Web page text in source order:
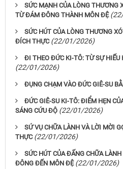
SỨC MẠNH CỦA LÒNG THƯƠNG
TỪ ĐÁM ĐÔNG THÀNH MÔN ĐỆ
SỨC HÚT CỦA LÒNG THƯƠNG
ĐÍCH THỰC (22/01/2026)
ĐI THEO ĐỨC KI-TÔ: TỪ SỰ
(22/01/2026)
ĐỤNG CHẠM VÀO ĐỨC GIÊ-SU
ĐỨC GIÊ-SU KI-TÔ: ĐIỂM HẸN
SÁNG CỨU ĐỘ (22/01/2026)
SỨ VỤ CHỮA LÀNH VÀ LỜI MỜI
THỰC (22/01/2026)
SỨC HÚT CỦA ĐẤNG CHỮA
ĐÔNG ĐẾN MÔN ĐỆ (22/01/2026)